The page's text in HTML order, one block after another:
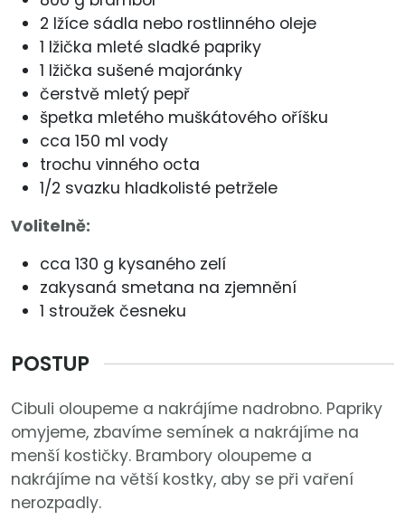
2 lžíce sádla nebo rostlinného oleje
1 lžička mleté sladké papriky
1 lžička sušené majoránky
čerstvě mletý pepř
špetka mletého muškátového oříšku
cca 150 ml vody
trochu vinného octa
1/2 svazku hladkolisté petržele
Volitelně:
cca 130 g kysaného zelí
zakysaná smetana na zjemnění
1 stroužek česneku
POSTUP
Cibuli oloupeme a nakrájíme nadrobno. Papriky
omyjeme, zbavíme semínek a nakrájíme na
menší kostičky. Brambory oloupeme a
nakrájíme na větší kostky, aby se při vaření
nerozpadly.